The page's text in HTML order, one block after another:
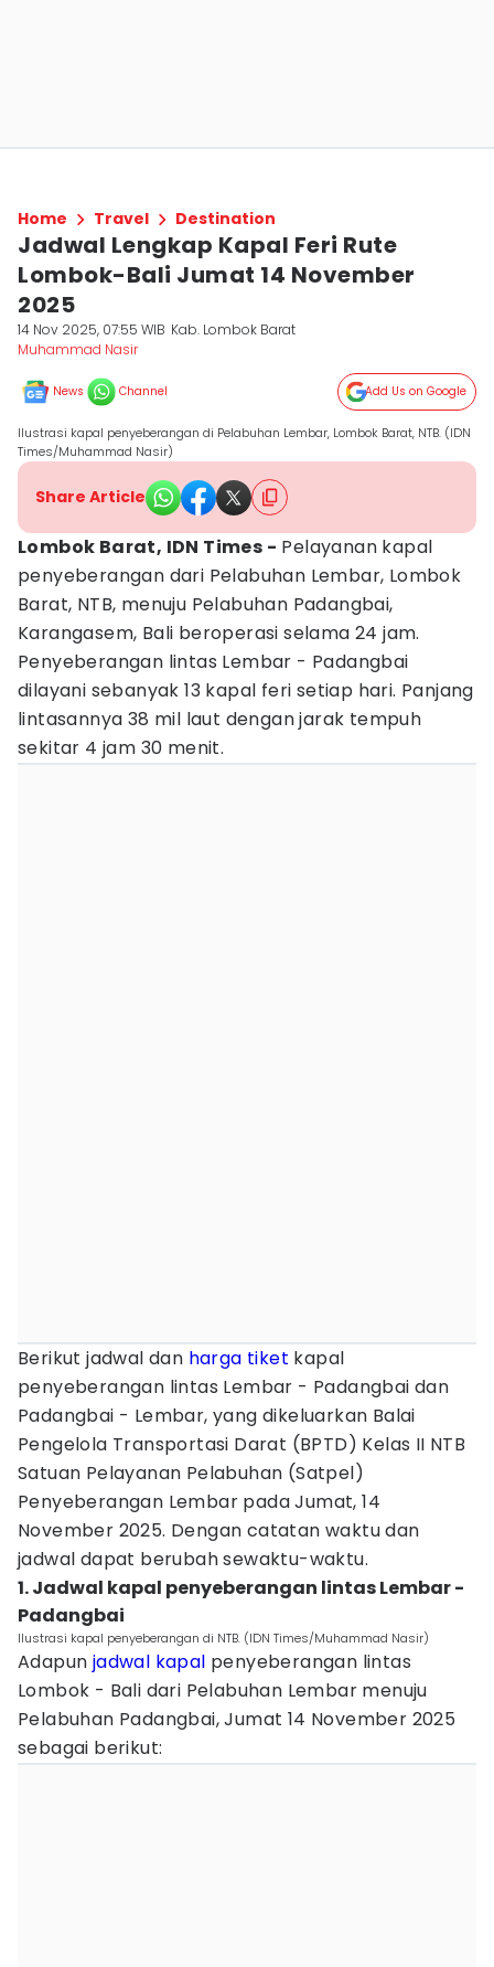
Home Travel Destination
Jadwal Lengkap Kapal Feri Rute
Lombok-Bali Jumat 14 November
2025
14 Nov 2025, 07:55 WIB Kab. Lombok Barat
Muhammad Nasir
News Channel Add Us on Google
Ilustrasi kapal penyeberangan di Pelabuhan Lembar, Lombok Barat, NTB. (IDN
Times/Muhammad Nasir)
Share Article
Lombok Barat, IDN Times - Pelayanan kapal
penyeberangan dari Pelabuhan Lembar, Lombok
Barat, NTB, menuju Pelabuhan Padangbai,
Karangasem, Bali beroperasi selama 24 jam.
Penyeberangan lintas Lembar - Padangbai
dilayani sebanyak 13 kapal feri setiap hari. Panjang
lintasannya 38 mil laut dengan jarak tempuh
sekitar 4 jam 30 menit.
Berikut jadwal dan harga tiket kapal
penyeberangan lintas Lembar - Padangbai dan
Padangbai - Lembar, yang dikeluarkan Balai
Pengelola Transportasi Darat (BPTD) Kelas II NTB
Satuan Pelayanan Pelabuhan (Satpel)
Penyeberangan Lembar pada Jumat, 14
November 2025. Dengan catatan waktu dan
jadwal dapat berubah sewaktu-waktu.
1. Jadwal kapal penyeberangan lintas Lembar -
Padangbai
Ilustrasi kapal penyeberangan di NTB. (IDN Times/Muhammad Nasir)
Adapun jadwal kapal penyeberangan lintas
Lombok - Bali dari Pelabuhan Lembar menuju
Pelabuhan Padangbai, Jumat 14 November 2025
sebagai berikut: